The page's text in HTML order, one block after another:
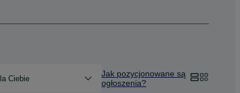
Ciebie
Jak pozycjonowane są
ogłoszenia?